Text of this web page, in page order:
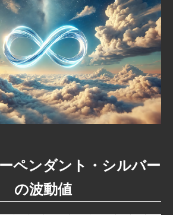
ペンダント・シルバー
の波動値